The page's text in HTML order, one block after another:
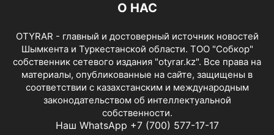
О НАС
OTYRAR - главный и достоверный источник новостей
Шымкента и Туркестанской области. ТОО "Собкор"
собственник сетевого издания "otyrar.kz". Все права на
материалы, опубликованные на сайте, защищены в
соответствии с казахстанским и международным
законодательством об интеллектуальной
собственности.
Наш WhatsApp +7 (700) 577-17-17